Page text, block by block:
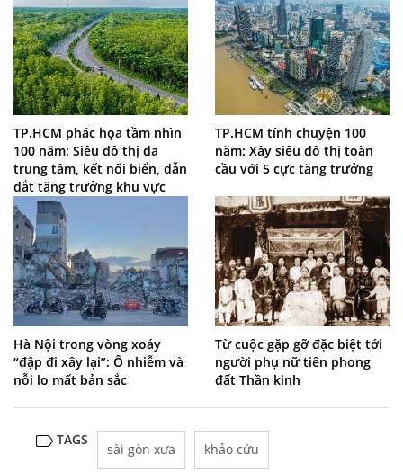
TP.HCM phác họa tầm nhìn
100 năm: Siêu đô thị đa
trung tâm, kết nối biển, dẫn
dắt tăng trưởng khu vực
TP.HCM tính chuyện 100
năm: Xây siêu đô thị toàn
cầu với 5 cực tăng trưởng
Hà Nội trong vòng xoáy
“đập đi xây lại”: Ô nhiễm và
nỗi lo mất bản sắc
Từ cuộc gặp gỡ đặc biệt tới
người phụ nữ tiên phong
đất Thần kinh
TAGS
sài gòn xưa khảo cứu